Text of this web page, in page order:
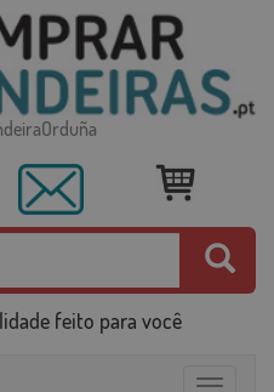
feito para você